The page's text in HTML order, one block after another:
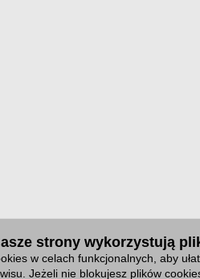
strony wykorzystują
w celach funkcjonalnych, aby
Jeżeli nie blokujesz plików